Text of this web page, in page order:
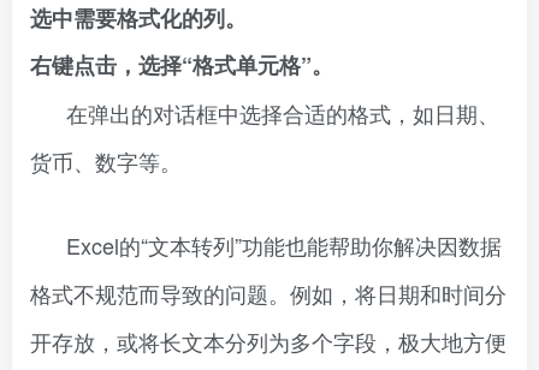
选中需要格式化的列。
右键点击，选择“格式单元格”。
在弹出的对话框中选择合适的格式，如日期、
货币、数字等。
Excel的“文本转列”功能也能帮助你解决因数据
格式不规范而导致的问题。例如，将日期和时间分
开存放，或将长文本分列为多个字段，极大地方便